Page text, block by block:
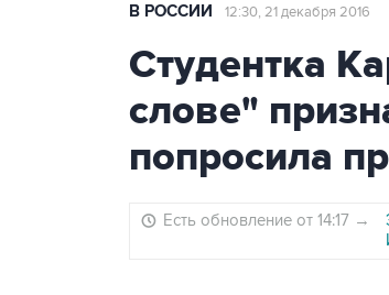
В РОССИИ 12:30, 21 декабря 2016
Студентка
слове"
попросила
Есть обновление от 14:17 →